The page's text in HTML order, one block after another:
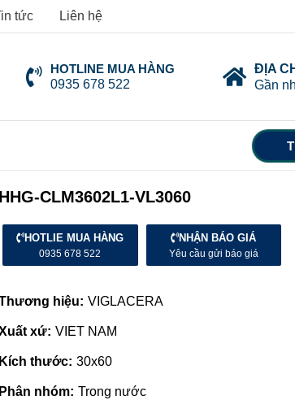
tức Liên hệ
HOTLINE MUA HÀNG
0935 678 522
ĐỊA
Gần
HHG-CLM3602L1-VL3060
HOTLIE MUA HÀNG
0935 678 522
NHẬN BÁO GIÁ
Yêu cầu gửi báo giá
hiệu: VIGLACERA
xứ: VIET NAM
Kích thước: 30x60
Phân nhóm: Trong nước